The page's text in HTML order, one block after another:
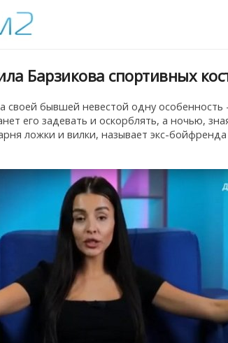
Барзикова спортивных
своей бывшей невестой одну
его задевать и оскорблять, а ночью,
ложки и вилки, называет экс-